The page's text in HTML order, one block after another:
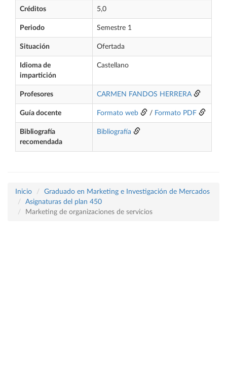
Créditos 5,0
Periodo Semestre 1
Situación Ofertada
Idioma de
impartición
Castellano
Profesores CARMEN FANDOS HERRERA
Guía docente Formato web / Formato PDF
Bibliografía
recomendada
Bibliografía
Inicio
Graduado en Marketing e Investigación de Mercados
Asignaturas del plan 450
Marketing de organizaciones de servicios